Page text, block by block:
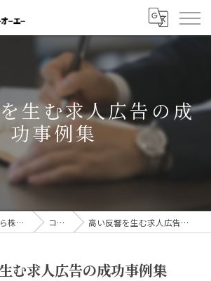
生む求人広告の成
功事例集
大阪で求人広告なら株式会社AOA コラム 高い反響を生む求人広告の成功事例集
む求人広告の成功事例集